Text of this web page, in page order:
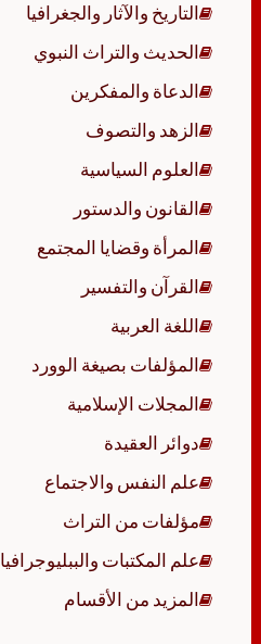
التاريخ والآثار والجغرافيا
الحديث والتراث النبوي
الدعاة والمفكرين
الزهد والتصوف
العلوم السياسية
القانون والدستور
المرأة وقضايا المجتمع
القرآن والتفسير
اللغة العربية
المؤلفات بصيغة الوورد
المجلات الإسلامية
دوائر العقيدة
علم النفس والاجتماع
مؤلفات من التراث
علم المكتبات والببليوجرافيا
المزيد من الأقسام